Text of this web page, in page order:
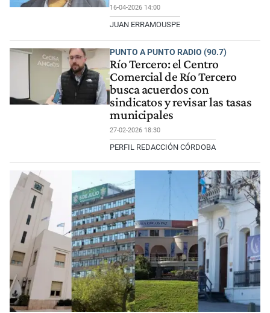
16-04-2026 14:00
JUAN ERRAMOUSPE
PUNTO A PUNTO RADIO (90.7)
Río Tercero: el Centro
Comercial de Río Tercero
busca acuerdos con
sindicatos y revisar las tasas
municipales
27-02-2026 18:30
PERFIL REDACCIÓN CÓRDOBA